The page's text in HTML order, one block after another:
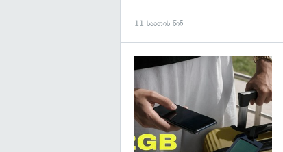
11 საათის წინ